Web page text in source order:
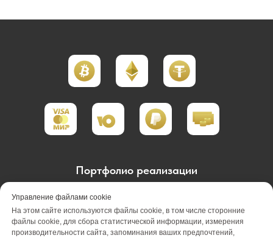
Портфолио реализации
Портфолио проектирования
Портфолио обслуживания
Акции
Управление файлами cookie
На этом сайте используются файлы cookie, в том числе сторонние
файлы cookie, для сбора статистической информации, измерения
производительности сайта, запоминания ваших предпочтений,